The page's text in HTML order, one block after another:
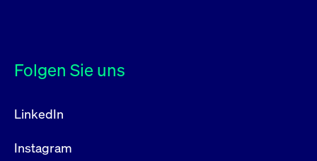
Folgen Sie uns
LinkedIn
Instagram